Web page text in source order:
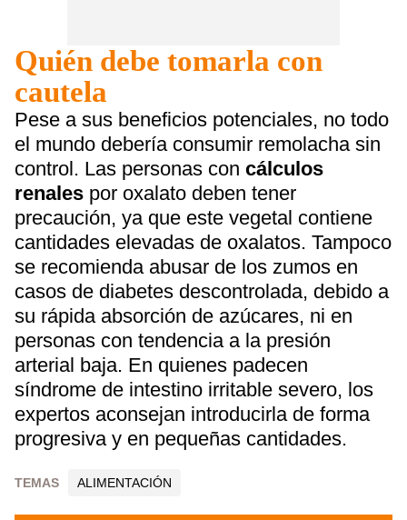
Quién debe tomarla con
cautela
Pese a sus beneficios potenciales, no todo
el mundo debería consumir remolacha sin
control. Las personas con cálculos
renales por oxalato deben tener
precaución, ya que este vegetal contiene
cantidades elevadas de oxalatos. Tampoco
se recomienda abusar de los zumos en
casos de diabetes descontrolada, debido a
su rápida absorción de azúcares, ni en
personas con tendencia a la presión
arterial baja. En quienes padecen
síndrome de intestino irritable severo, los
expertos aconsejan introducirla de forma
progresiva y en pequeñas cantidades.
TEMAS ALIMENTACIÓN